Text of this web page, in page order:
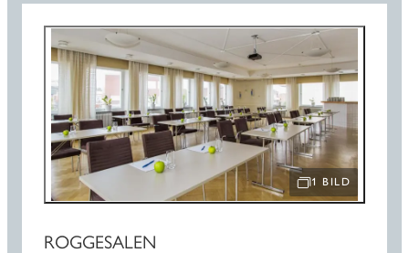
ÖPPNA BILDSPEL
1 BILD
ROGGESALEN